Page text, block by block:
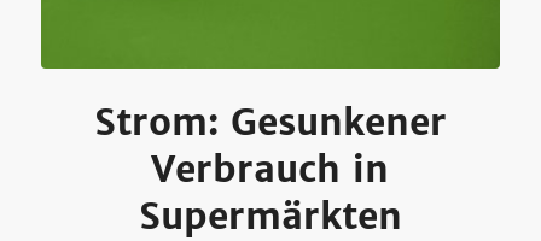
Strom: Gesunkener
Verbrauch in
Supermärkten